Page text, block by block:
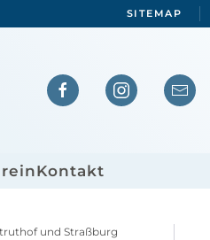
SITEMAP
Kontakt
und Straßburg